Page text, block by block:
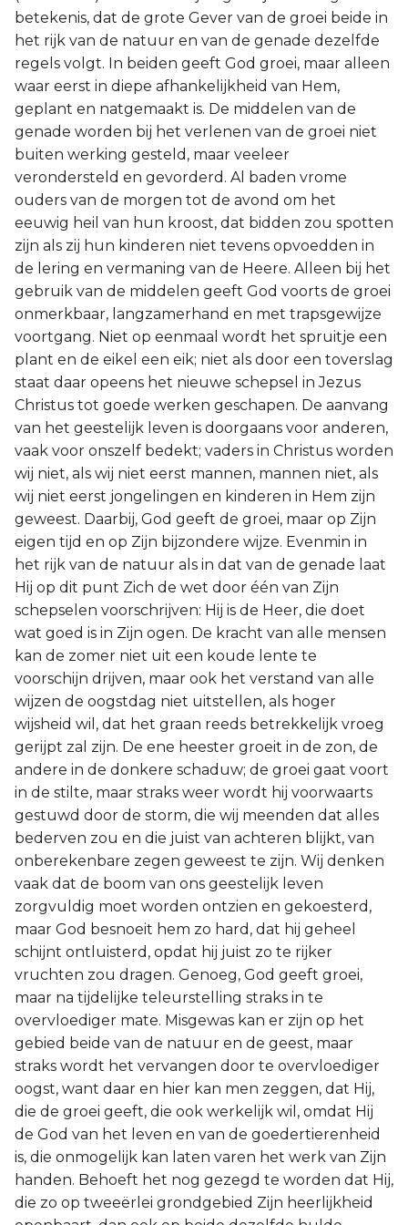
betekenis, dat de grote Gever van de groei beide in
het rijk van de natuur en van de genade dezelfde
regels volgt. In beiden geeft God groei, maar alleen
waar eerst in diepe afhankelijkheid van Hem,
geplant en natgemaakt is. De middelen van de
genade worden bij het verlenen van de groei niet
buiten werking gesteld, maar veeleer
verondersteld en gevorderd. Al baden vrome
ouders van de morgen tot de avond om het
eeuwig heil van hun kroost, dat bidden zou spotten
zijn als zij hun kinderen niet tevens opvoedden in
de lering en vermaning van de Heere. Alleen bij het
gebruik van de middelen geeft God voorts de groei
onmerkbaar, langzamerhand en met trapsgewijze
voortgang. Niet op eenmaal wordt het spruitje een
plant en de eikel een eik; niet als door een toverslag
staat daar opeens het nieuwe schepsel in Jezus
Christus tot goede werken geschapen. De aanvang
van het geestelijk leven is doorgaans voor anderen,
vaak voor onszelf bedekt; vaders in Christus worden
wij niet, als wij niet eerst mannen, mannen niet, als
wij niet eerst jongelingen en kinderen in Hem zijn
geweest. Daarbij, God geeft de groei, maar op Zijn
eigen tijd en op Zijn bijzondere wijze. Evenmin in
het rijk van de natuur als in dat van de genade laat
Hij op dit punt Zich de wet door één van Zijn
schepselen voorschrijven: Hij is de Heer, die doet
wat goed is in Zijn ogen. De kracht van alle mensen
kan de zomer niet uit een koude lente te
voorschijn drijven, maar ook het verstand van alle
wijzen de oogstdag niet uitstellen, als hoger
wijsheid wil, dat het graan reeds betrekkelijk vroeg
gerijpt zal zijn. De ene heester groeit in de zon, de
andere in de donkere schaduw; de groei gaat voort
in de stilte, maar straks weer wordt hij voorwaarts
gestuwd door de storm, die wij meenden dat alles
bederven zou en die juist van achteren blijkt, van
onberekenbare zegen geweest te zijn. Wij denken
vaak dat de boom van ons geestelijk leven
zorgvuldig moet worden ontzien en gekoesterd,
maar God besnoeit hem zo hard, dat hij geheel
schijnt ontluisterd, opdat hij juist zo te rijker
vruchten zou dragen. Genoeg, God geeft groei,
maar na tijdelijke teleurstelling straks in te
overvloediger mate. Misgewas kan er zijn op het
gebied beide van de natuur en de geest, maar
straks wordt het vervangen door te overvloediger
oogst, want daar en hier kan men zeggen, dat Hij,
die de groei geeft, die ook werkelijk wil, omdat Hij
de God van het leven en van de goedertierenheid
is, die onmogelijk kan laten varen het werk van Zijn
handen. Behoeft het nog gezegd te worden dat Hij,
die zo op tweeërlei grondgebied Zijn heerlijkheid